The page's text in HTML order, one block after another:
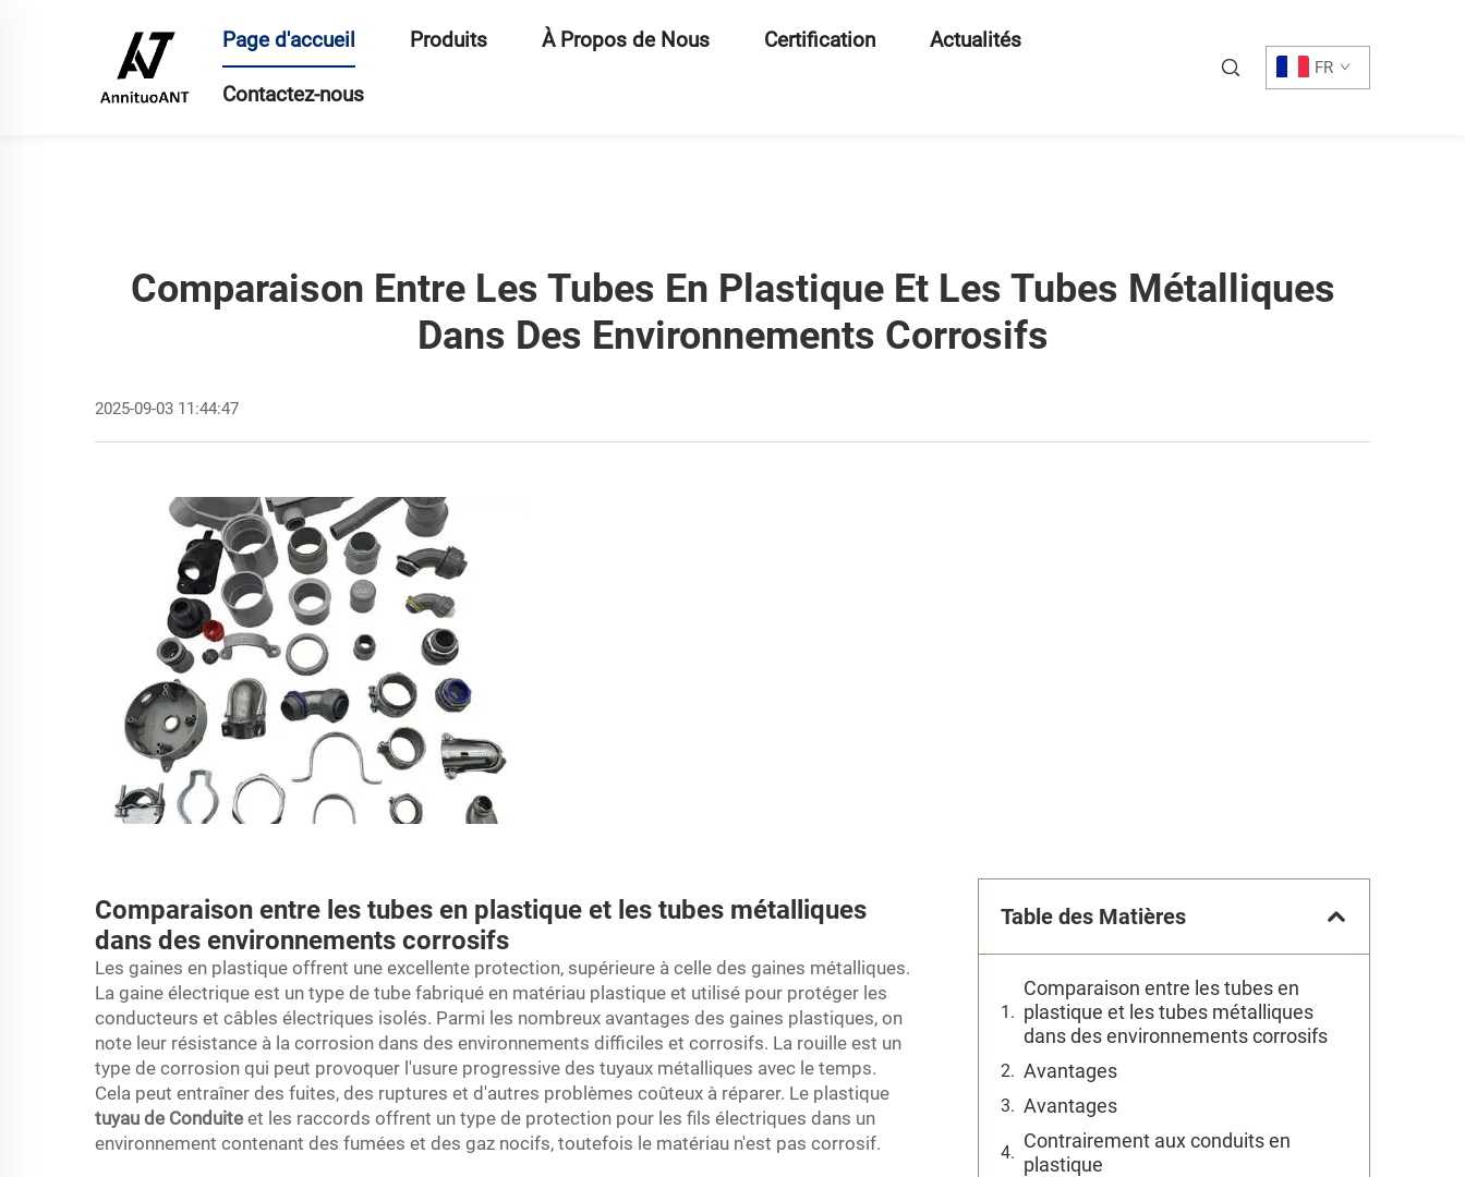
Page d'accueil Produits À Propos de Nous Certification Actualités
Contactez-nous
FR
Comparaison Entre Les Tubes En Plastique Et Les Tubes Métalliques
Dans Des Environnements Corrosifs
2025-09-03 11:44:47
Comparaison entre les tubes en plastique et les tubes métalliques
dans des environnements corrosifs
Les gaines en plastique offrent une excellente protection, supérieure à celle des gaines métalliques.
La gaine électrique est un type de tube fabriqué en matériau plastique et utilisé pour protéger les
conducteurs et câbles électriques isolés. Parmi les nombreux avantages des gaines plastiques, on
note leur résistance à la corrosion dans des environnements difficiles et corrosifs. La rouille est un
type de corrosion qui peut provoquer l'usure progressive des tuyaux métalliques avec le temps.
Cela peut entraîner des fuites, des ruptures et d'autres problèmes coûteux à réparer. Le plastique
tuyau de Conduite et les raccords offrent un type de protection pour les fils électriques dans un
environnement contenant des fumées et des gaz nocifs, toutefois le matériau n'est pas corrosif.
Table des Matières
Comparaison entre les tubes en
plastique et les tubes métalliques
dans des environnements corrosifs
Avantages
Avantages
Contrairement aux conduits en
plastique